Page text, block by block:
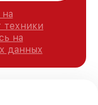
техники
на
данных